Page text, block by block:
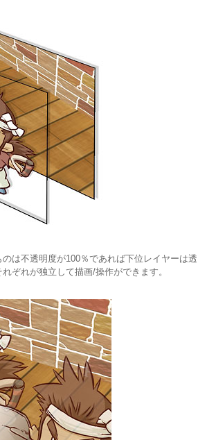
は不透明度が100％であれば下位レイヤーは透
ぞれが独立して描画/操作ができます。